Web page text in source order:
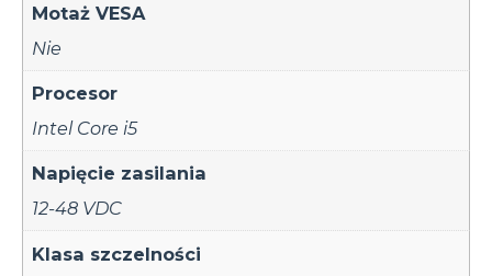
Motaż VESA
Nie
Procesor
Intel Core i5
Napięcie zasilania
12-48 VDC
Klasa szczelności